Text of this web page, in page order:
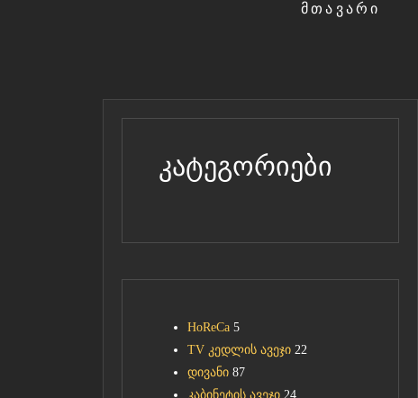
ᲛᲗᲐᲕᲐᲠᲘ
კატეგორიები
HoReCa 5
TV კედლის ავეჯი 22
დივანი 87
კაბინეტის ავეჯი 24